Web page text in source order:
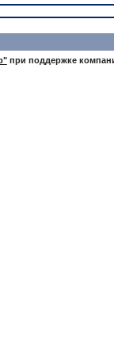
при поддержке